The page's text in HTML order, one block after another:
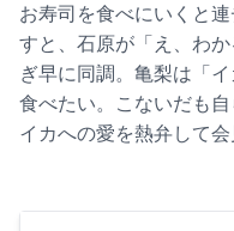
お寿司を食べにいくと
すと、石原が「え、わ
ぎ早に同調。亀梨は「
食べたい。こないだも
イカへの愛を熱弁して会